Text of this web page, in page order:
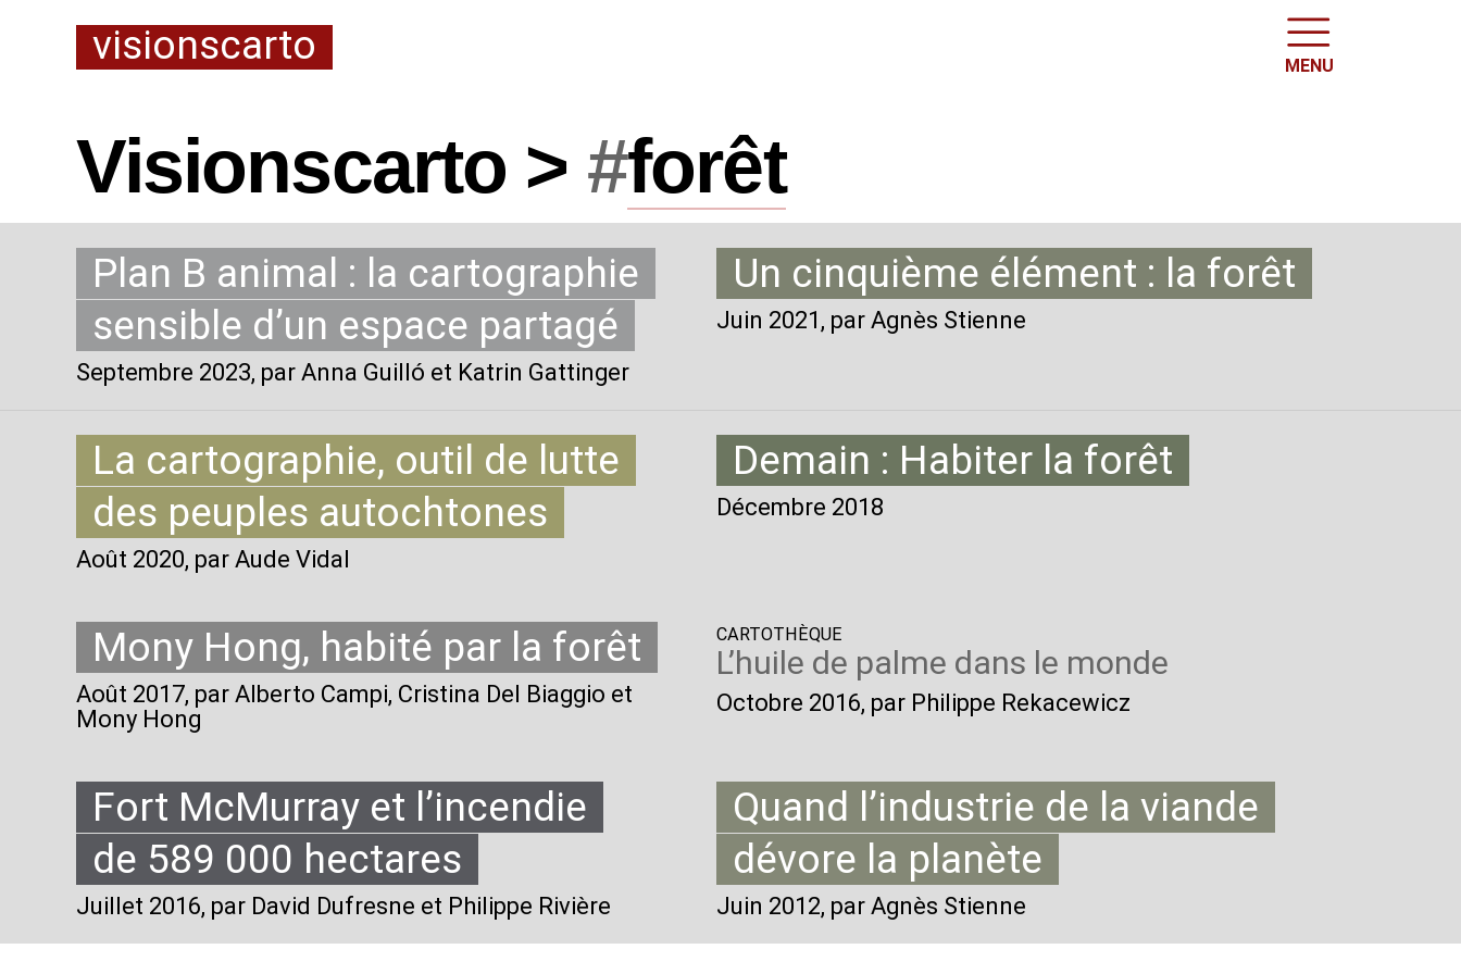
visionscarto MENU
Visionscarto > #forêt
Plan B animal : la cartographie
sensible d’un espace partagé
Septembre 2023, par Anna Guilló et Katrin Gattinger
Un cinquième élément : la forêt
Juin 2021 , par Agnès Stienne
La cartographie, outil de lutte
des peuples autochtones
Août 2020, par Aude Vidal
Demain : Habiter la forêt
Décembre 2018
Mony Hong, habité par la forêt
Août 2017, par Alberto Campi, Cristina Del Biaggio et
Mony Hong
CARTOTHÈQUE
L’huile de palme dans le monde
Octobre 2016, par Philippe Rekacewicz
Fort McMurray et l’incendie
de 589 000 hectares
Juillet 2016, par David Dufresne et Philippe Rivière
Quand l’industrie de la viande
dévore la planète
Juin 2012, par Agnès Stienne